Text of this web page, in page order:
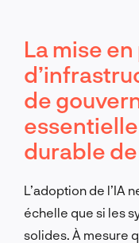
La mise
de
durable de
L’adoption de l’IA
échelle que si les
solides. À mesure